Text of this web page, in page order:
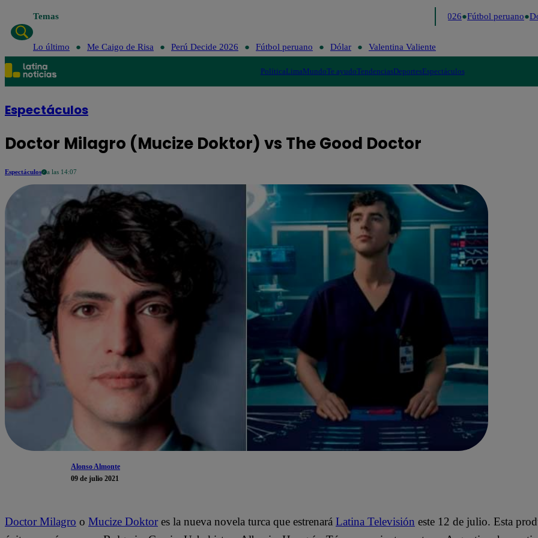
Temas Perú Decide 2026 Fútbol peruano
Lo último Me Caigo de Risa Perú Decide 2026 Fútbol peruano Dólar Valentina Valiente
PolíticaLimaMundoTe ayudoTendenciasDeportesEspectáculos
Espectáculos
Doctor Milagro (Mucize Doktor) vs The Good Doctor
Espectáculos a las 14:07
Alonso Almonte
09 de julio 2021
Doctor Milagro o Mucize Doktor es la nueva novela turca que estrenará Latina Televisión este 12 de julio. Esta